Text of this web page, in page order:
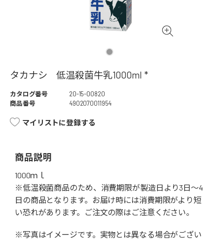
タカナシ 低温殺菌牛乳1000ml *
カタログ番号
20-15-00820
商品番号
4902070011954
マイリストに登録する
商品説明
1000ｍｌ
※低温殺菌商品のため、消費期限が製造日より3日～4
日の商品となります。お届け時には消費期限がより短
い恐れがあります。ご注文の際はご注意ください。
※写真はイメージです。実物とは異なる場合がござい